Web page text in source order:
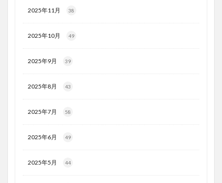
2025年11月 38
2025年10月 49
2025年9月 39
2025年8月 43
2025年7月 58
2025年6月 49
2025年5月 44